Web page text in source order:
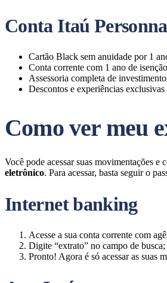
Conta Itaú
Cartão Black sem anuidade por 1
Conta corrente com 1 ano de
Assessoria completa de
Descontos e experiências exclusivas
Como ver meu
Você pode acessar suas movimentações
eletrônico. Para acessar, basta seguir o
Internet banking
Acesse a sua conta corrente com
Digite “extrato” no campo de busca;
Pronto! Agora é só acessar as suas